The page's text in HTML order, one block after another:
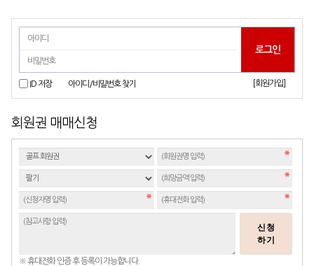
ID 저장 아이디/비밀번호 찾기 [회원가입]
회원권 매매신청
신청
하기
※ 휴대전화 인증 후 등록이 가능합니다.